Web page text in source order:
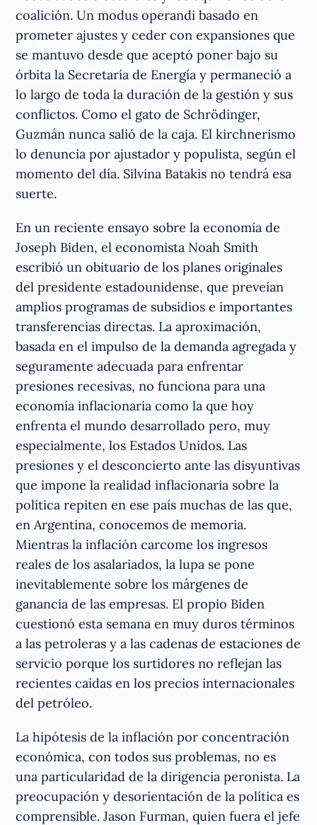
coalición. Un modus operandi basado en
prometer ajustes y ceder con expansiones que
se mantuvo desde que aceptó poner bajo su
órbita la Secretaría de Energía y permaneció a
lo largo de toda la duración de la gestión y sus
conflictos. Como el gato de Schrödinger,
Guzmán nunca salió de la caja. El kirchnerismo
lo denuncia por ajustador y populista, según el
momento del día. Silvina Batakis no tendrá esa
suerte.
En un reciente ensayo sobre la economía de
Joseph Biden, el economista Noah Smith
escribió un obituario de los planes originales
del presidente estadounidense, que preveían
amplios programas de subsidios e importantes
transferencias directas. La aproximación,
basada en el impulso de la demanda agregada y
seguramente adecuada para enfrentar
presiones recesivas, no funciona para una
economía inflacionaria como la que hoy
enfrenta el mundo desarrollado pero, muy
especialmente, los Estados Unidos. Las
presiones y el desconcierto ante las disyuntivas
que impone la realidad inflacionaria sobre la
política repiten en ese país muchas de las que,
en Argentina, conocemos de memoria.
Mientras la inflación carcome los ingresos
reales de los asalariados, la lupa se pone
inevitablemente sobre los márgenes de
ganancia de las empresas. El propio Biden
cuestionó esta semana en muy duros términos
a las petroleras y a las cadenas de estaciones de
servicio porque los surtidores no reflejan las
recientes caídas en los precios internacionales
del petróleo.
La hipótesis de la inflación por concentración
económica, con todos sus problemas, no es
una particularidad de la dirigencia peronista. La
preocupación y desorientación de la política es
comprensible. Jason Furman, quien fuera el jefe